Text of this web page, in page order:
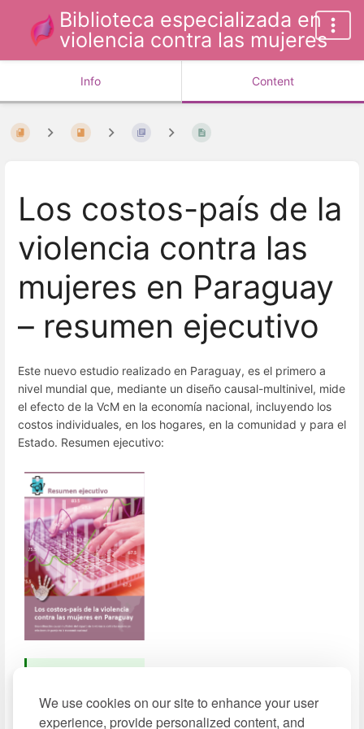
We use cookies on our site to enhance your user
experience, provide personalized content, and
Biblioteca especializada en
violencia contra las mujeres
Info Content
Los costos-país de la
violencia contra las
mujeres en Paraguay
– resumen ejecutivo
Este nuevo estudio realizado en Paraguay, es el primero a
nivel mundial que, mediante un diseño causal-multinivel, mide
el efecto de la VcM en la economía nacional, incluyendo los
costos individuales, en los hogares, en la comunidad y para el
Estado. Resumen ejecutivo:
MB)